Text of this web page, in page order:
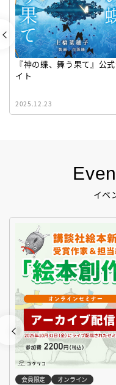
イベ
会員限定 オンライン
『神の蝶、舞う果て』公
イト
2025.12.23